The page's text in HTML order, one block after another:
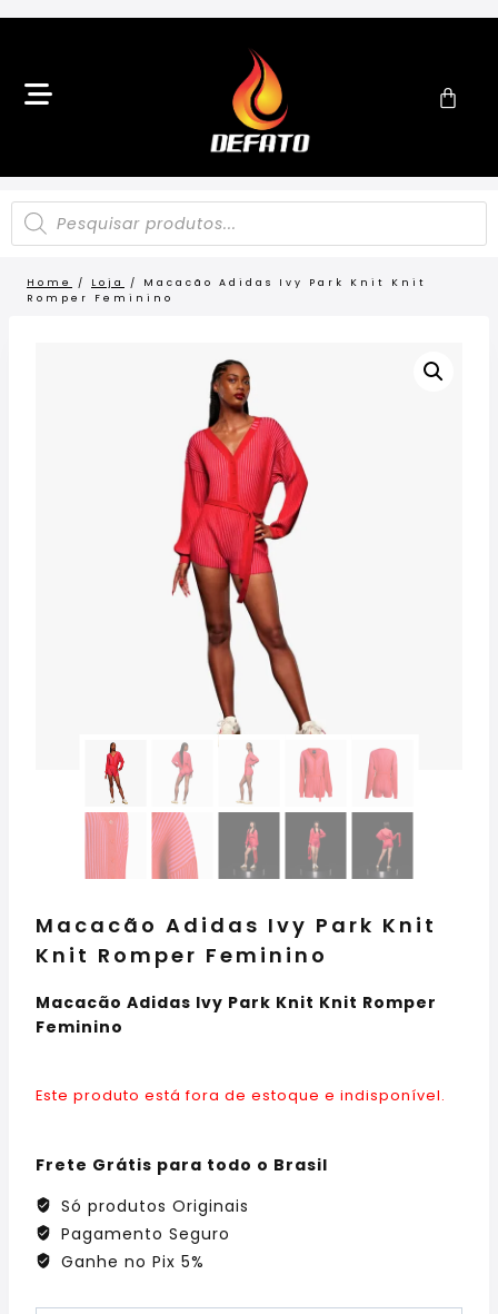
Home / Loja /
Macacão Adidas Ivy Park Knit Knit
Romper Feminino
Macacão Adidas Ivy Park Knit
Knit Romper Feminino
Macacão Adidas Ivy Park Knit Knit Romper
Feminino
Este produto está fora de estoque e indisponível.
Frete Grátis para todo o Brasil
Só produtos Originais
Pagamento Seguro
Ganhe no Pix 5%